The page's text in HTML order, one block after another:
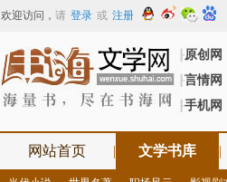
欢迎访问 ， 请 登录 或 注册
┠原创网
┠言情网
┠手机网
网站首页 | 文学书库 |